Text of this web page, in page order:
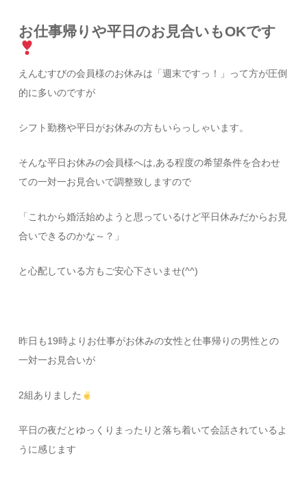
お仕事帰りや平日のお見合いもOKです
えんむすびの会員様のお休みは「週末ですっ！」って方が圧倒
的に多いのですが
シフト勤務や平日がお休みの方もいらっしゃいます。
そんな平日お休みの会員様へは,ある程度の希望条件を合わせ
ての一対一お見合いで調整致しますので
「これから婚活始めようと思っているけど平日休みだからお見
合いできるのかな～？」
と心配している方もご安心下さいませ(^^)
昨日も19時よりお仕事がお休みの女性と仕事帰りの男性との
一対一お見合いが
2組ありました
平日の夜だとゆっくりまったりと落ち着いて会話されているよ
うに感じます